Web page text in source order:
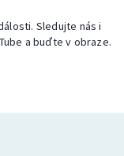
Sledujte nás i
a buďte v obraze.